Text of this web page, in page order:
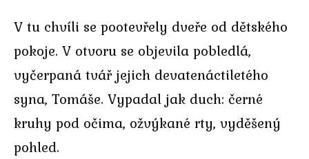
V tu chvíli se pootevřely dveře od dětského
pokoje. V otvoru se objevila pobledlá,
vyčerpaná tvář jejich devatenáctiletého
syna, Tomáše. Vypadal jak duch: černé
kruhy pod očima, ožvýkané rty, vyděšený
pohled.